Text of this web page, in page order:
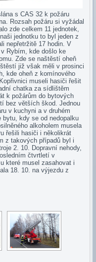
s CAS 32 k požáru
Rozsah požáru si vyžádal
zde celkem 11 jednotek,
jednotku to byl jeden z
nepřetržitě 17 hodin. V
v Rybím, kde došlo ke
Zde se naštěstí oheň
již však měli v prosinci
kde oheň z komínového
museli hasiči řešit
chatka za sídlištěm
k požárům do bytových
bez větších škod. Jednou
v kuchyni a v druhém
bytu, kdy se od nedopalku
alkoholem musela
řešili hasiči i několikrát
z takových případů byl i
2. 10. Dopravní nehody,
čtvrtletí v
které musel zasahovat i
18. 10. na výjezdu z